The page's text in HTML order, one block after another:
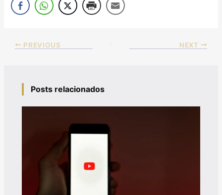
PREVIOUS NEXT
Posts relacionados